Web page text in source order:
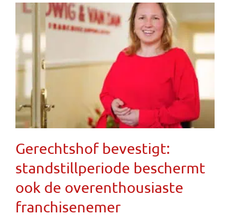
Gerechtshof bevestigt:
standstillperiode beschermt
ook de overenthousiaste
franchisenemer